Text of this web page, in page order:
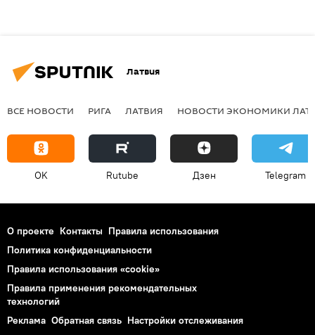
Латвия
ВСЕ НОВОСТИ РИГА ЛАТВИЯ НОВОСТИ ЭКОНОМИКИ
OK Rutube Дзен Telegram
О проекте Контакты Правила использования
Политика конфиденциальности
Правила использования «cookie»
Правила применения рекомендательных
технологий
Реклама Обратная связь Настройки отслеживания